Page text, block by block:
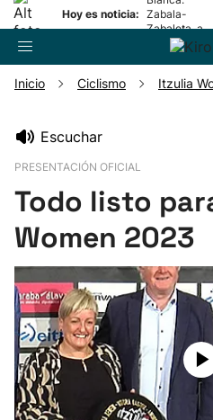
Hoy es noticia: Zabala-
Zabaleta, a
la final
Pelota
Remo
Baloncesto
Ciclismo
Inicio Ciclismo Itzulia
Escuchar
PRESENTACIÓN OFICIAL
Todo listo
Women 2023